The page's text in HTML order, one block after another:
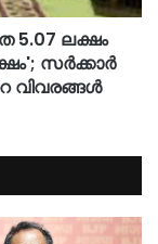
ലക്ഷം
സര്‍ക്കാര്‍
വിവരങ്ങള്‍